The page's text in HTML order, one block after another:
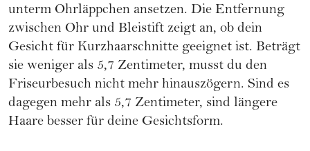
unterm Ohrläppchen ansetzen. Die Entfernung
zwischen Ohr und Bleistift zeigt an, ob dein
Gesicht für Kurzhaarschnitte geeignet ist. Beträgt
sie weniger als 5,7 Zentimeter, musst du den
Friseurbesuch nicht mehr hinauszögern. Sind es
dagegen mehr als 5,7 Zentimeter, sind längere
Haare besser für deine Gesichtsform.